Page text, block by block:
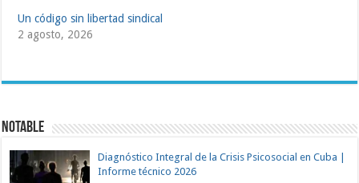
Un código sin libertad sindical
2 agosto, 2026
NOTABLE
Diagnóstico Integral de la Crisis Psicosocial en Cuba |
Informe técnico 2026